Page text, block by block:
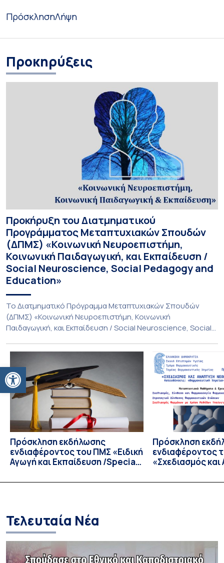
Ανοίξτε τη γραμμή εργαλείων
ΠρόσκλησηΛήψη
Προκηρύξεις
Προκήρυξη του Διατμηματικού
Προγράμματος Μεταπτυχιακών Σπουδών
(ΔΠΜΣ) «Κοινωνική Νευροεπιστήμη,
Κοινωνική Παιδαγωγική, και Εκπαίδευση /
Social Neuroscience, Social Pedagogy and
Education»
Το Διατμηματικό Πρόγραμμα Μεταπτυχιακών Σπουδών
(ΔΠΜΣ) «Κοινωνική Νευροεπιστήμη, Κοινωνική
Παιδαγωγική, και Εκπαίδευση / Social Neuroscience, Social
του Παιδαγωγικού Τμήματος Δημοτικής Εκπαίδευσης, της
Ιατρικής Σχολής και του Τμήματος Βιολογίας του Εθνικού
και Καποδιστριακού Πανεπιστημίου Αθηνών (ΕΚΠΑ),
Πρόκειται για ένα διεπιστημονικό και πρωτοποριακό
Μεταπτυχιακό Πρόγραμμα, αντίστοιχο με μεταπτυχιακά
προγράμματα όπως […]
Πρόσκληση εκδήλωσης
ενδιαφέροντος του ΠΜΣ «Ειδική
Αγωγή και Εκπαίδευση /Special
Παιδαγωγικού Τμήματος
Πρόσκληση
ενδιαφέροντος
«Σχεδιασμός
Τμήματος
Τελευταία Νέα